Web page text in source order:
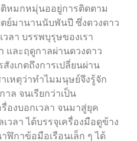
หมกหมุ่นออยู่การติดตาม
ย์มานานนับพันปี ซึ่งดวงดาว
ลา บรรพบุรุษของเรา
และฤดูกาลผ่านดวงดาว
งเกตถึงการเปลี่ยนผ่าน
เหตุว่าทำไมมนุษย์จึงรู้จัก
ล จนเรียกว่าเป็น
องบอกเวลา จนมาสู่ยุค
วลา ได้บรรจุเครื่องมือดูข้าง
กาข้อมือเรือนเล็ก ๆ ได้